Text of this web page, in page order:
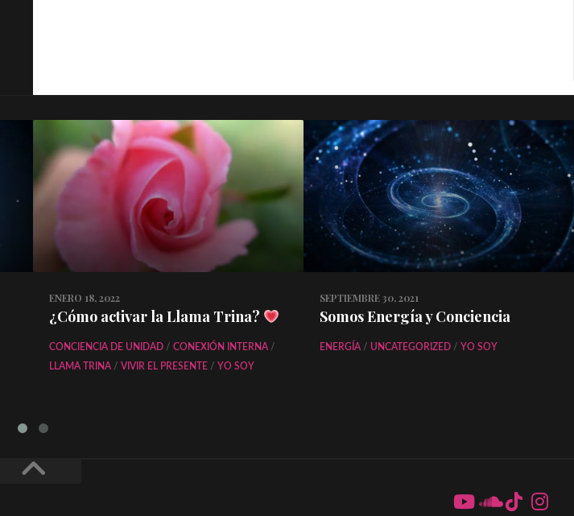
ENERO 18, 2022
¿Cómo activar la Llama Trina?
CONCIENCIA DE UNIDAD / CONEXIÓN INTERNA /
LLAMA TRINA / VIVIR EL PRESENTE / YO SOY
SEPTIEMBRE 30, 2021
Somos Energía y Conciencia
ENERGÍA / UNCATEGORIZED / YO SOY